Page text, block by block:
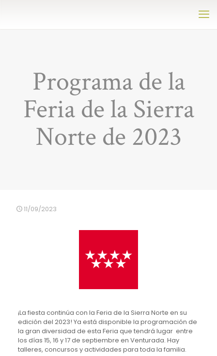
Programa de la
Feria de la Sierra
Norte de 2023
11/09/2023
¡La fiesta continúa con la Feria de la Sierra Norte en su
edición del 2023! Ya está disponible la programación de
la gran diversidad de esta Feria que tendrá lugar entre
los días 15, 16 y 17 de septiembre en Venturada. Hay
talleres, concursos y actividades para toda la familia.